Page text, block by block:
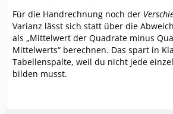
Für die Handrechnung noch der
Varianz lässt sich statt über die
als „Mittelwert der Quadrate minus
Mittelwerts“ berechnen. Das spart in
Tabellenspalte, weil du nicht jede
bilden musst.